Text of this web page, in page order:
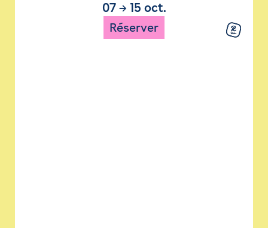
07→ 15 oct.
Réserver